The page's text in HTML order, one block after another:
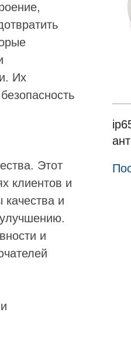
Их
Этот
клиентов и
и
и